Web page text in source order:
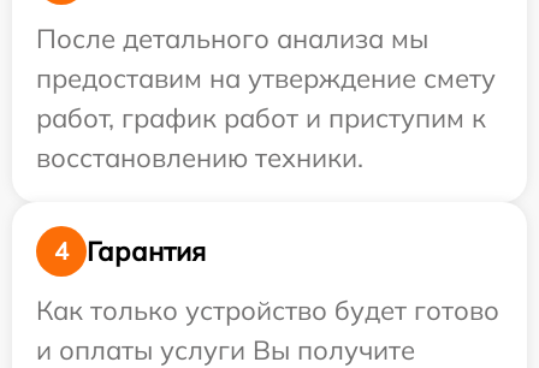
После детального анализа мы
предоставим на утверждение смету
работ, график работ и приступим к
восстановлению техники.
4
Гарантия
Как только устройство будет готово
и оплаты услуги Вы получите